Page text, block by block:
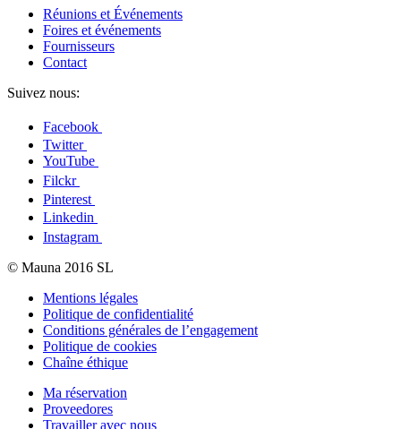
Réunions et Événements
Foires et événements
Fournisseurs
Contact
Suivez nous:
Facebook
Twitter
YouTube
Filckr
Pinterest
Linkedin
Instagram
© Mauna 2016 SL
Mentions légales
Politique de confidentialité
Conditions générales de l’engagement
Politique de cookies
Chaîne éthique
Ma réservation
Proveedores
Travailler avec nous